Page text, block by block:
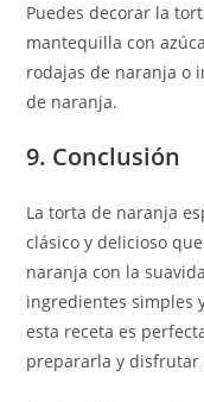
Puedes decorar la
mantequilla con
rodajas de naranja o
de naranja.
9. Conclusión
La torta de naranja
clásico y delicioso
naranja con la
ingredientes simples
esta receta es
prepararla y disfrutar